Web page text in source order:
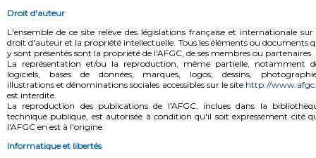
Droit d'auteur
L'ensemble de ce site relève des législations française et internationale sur
droit d'auteur et la propriété intellectuelle. Tous les éléments ou documents
y sont présentés sont la propriété de l'AFGC, de ses membres ou partenaires.
La représentation et/ou la reproduction, même partielle, notamment
logiciels, bases de données, marques, logos, dessins,
illustrations et dénominations sociales accessibles sur le site http://
est interdite.
La reproduction des publications de l'AFGC, inclues dans la
technique publique, est autorisée à condition qu'il soit expressément cité
l'AFGC en est à l'origine.
Informatique et libertés